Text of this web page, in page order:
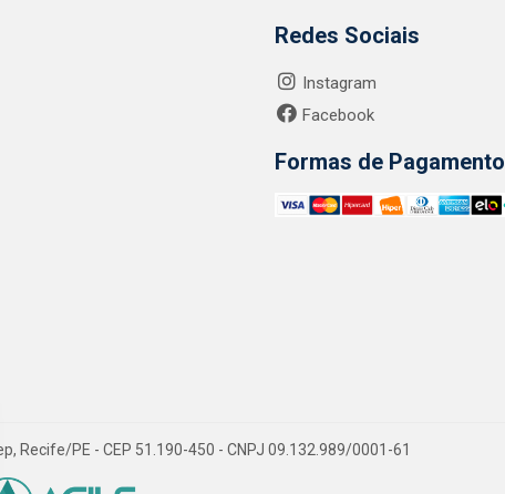
Redes Sociais
Instagram
Facebook
Formas de Pagamento
Recife/PE - CEP 51.190-450 - CNPJ 09.132.989/0001-61